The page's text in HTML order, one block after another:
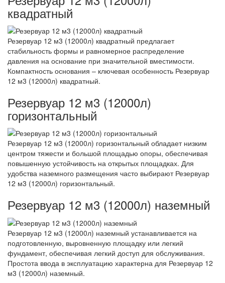
квадратный
Резервуар 12 м3 (12000л) квадратный предлагает
стабильность формы и равномерное распределение
давления на основание при значительной вместимости.
Компактность основания – ключевая особенность Резервуар
12 м3 (12000л) квадратный.
Резервуар 12 м3 (12000л)
горизонтальный
Резервуар 12 м3 (12000л) горизонтальный обладает низким
центром тяжести и большой площадью опоры, обеспечивая
повышенную устойчивость на открытых площадках. Для
удобства наземного размещения часто выбирают Резервуар
12 м3 (12000л) горизонтальный.
Резервуар 12 м3 (12000л) наземный
Резервуар 12 м3 (12000л) наземный устанавливается на
подготовленную, выровненную площадку или легкий
фундамент, обеспечивая легкий доступ для обслуживания.
Простота ввода в эксплуатацию характерна для Резервуар 12
м3 (12000л) наземный.